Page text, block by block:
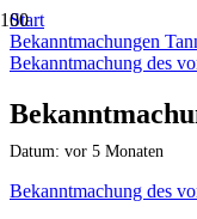
Start
Bekanntmachungen
Bekanntmachung des
Datum: vor 5 Monaten
Bekanntmachung des